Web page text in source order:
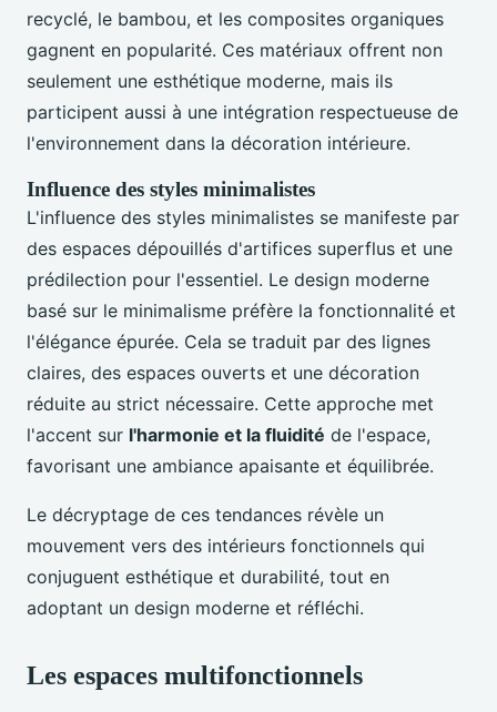
recyclé, le bambou, et les composites organiques
gagnent en popularité. Ces matériaux offrent non
seulement une esthétique moderne, mais ils
participent aussi à une intégration respectueuse de
l'environnement dans la décoration intérieure.
Influence des styles minimalistes
L'influence des styles minimalistes se manifeste par
des espaces dépouillés d'artifices superflus et une
prédilection pour l'essentiel. Le design moderne
basé sur le minimalisme préfère la fonctionnalité et
l'élégance épurée. Cela se traduit par des lignes
claires, des espaces ouverts et une décoration
réduite au strict nécessaire. Cette approche met
l'accent sur l'harmonie et la fluidité de l'espace,
favorisant une ambiance apaisante et équilibrée.
Le décryptage de ces tendances révèle un
mouvement vers des intérieurs fonctionnels qui
conjuguent esthétique et durabilité, tout en
adoptant un design moderne et réfléchi.
Les espaces multifonctionnels